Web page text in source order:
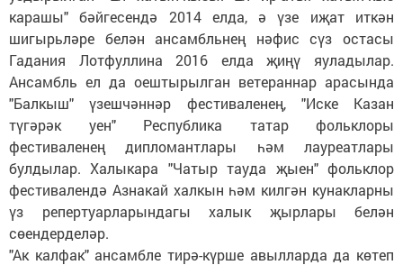
карашы" бәйгесендә 2014 елда, ә үзе иҗат иткән
шигырьләре белән ансамбльнең нәфис сүз остасы
Гадания Лотфуллина 2016 елда җиңү яуладылар.
Ансамбль ел да оештырылган ветераннар арасында
"Балкыш" үзешчәннәр фестиваленең, "Иске Казан
түгәрәк уен" Республика татар фольклоры
фестиваленең дипломантлары һәм лауреатлары
булдылар. Халыкара "Чатыр тауда җыен" фольклор
фестивалендә Азнакай халкын һәм килгән кунакларны
үз репертуарларындагы халык җырлары белән
сөендерделәр.
"Ак калфак" ансамбле тирә-күрше авылларда да көтеп